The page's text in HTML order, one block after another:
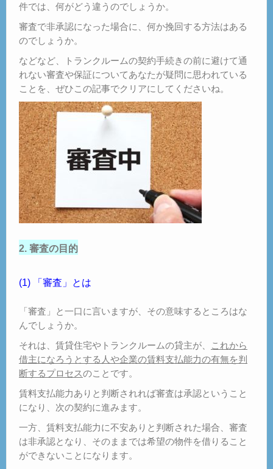
件では、何がどう違うのでしょうか。
審査で非承認になった場合に、何か挽回する方法はある
のでしょうか。
などなど、トランクルームの契約手続きの前に避けて通
れない審査や保証についてあなたが疑問に思われている
ことを、ぜひこの記事でクリアにしてくださいね。
2. 審査の目的
(1) 「審査」とは
「審査」と一口に言いますが、その意味するところはな
んでしょうか。
それは、賃貸住宅やトランクルームの貸主が、
これから
借主になろうとする人や企業の賃料支払能力の有無を判
断するプロセスのことです。
賃料支払能力ありと判断されれば審査は承認ということ
になり、次の契約に進みます。
一方、賃料支払能力に不安ありと判断された場合、審査
は非承認となり、そのままでは希望の物件を借りること
ができないことになります。